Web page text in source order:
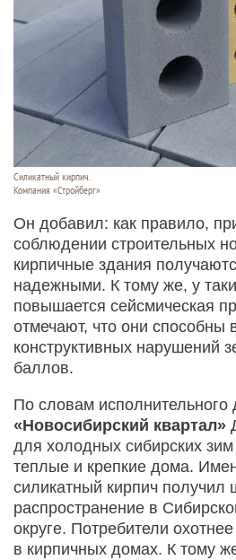
Силикатный кирпич.
Компания «Стройберг»
Он добавил: как правило,
соблюдении строительных
кирпичные здания
надежными. К тому же, у
повышается сейсмическая
отмечают, что они способны
конструктивных нарушений
баллов.
По словам исполнительного
«Новосибирский квартал»
для холодных сибирских
теплые и крепкие дома.
силикатный кирпич получил
распространение в
округе. Потребители
в кирпичных домах. К тому